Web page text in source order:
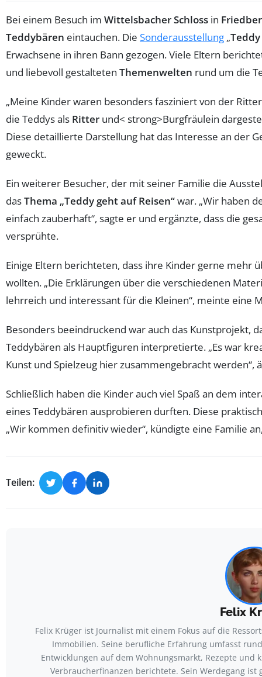
Bei einem Besuch im Wittelsbacher Schloss in
Teddybären eintauchen. Die Sonderausstellung „
Erwachsene in ihren Bann gezogen. Viele Eltern
und liebevoll gestalteten Themenwelten rund um die
„Meine Kinder waren besonders fasziniert von der
die Teddys als Ritter und< strong>Burgfräulein
Diese detaillierte Darstellung hat das Interesse an der
geweckt.
Ein weiterer Besucher, der mit seiner Familie die
dasThema „Teddy geht auf Reisen“war. „Wir haben
einfach zauberhaft“, sagte er und ergänzte, dass die
versprühte.
Einige Eltern berichteten, dass ihre Kinder gerne mehr
wollten. „Die Erklärungen über die verschiedenen
lehrreich und interessant für die Kleinen“, meinte eine
Besonders beeindruckend war auch das Kunstprojekt,
Teddybären als Hauptfiguren interpretierte. „Es war
Kunst und Spielzeug hier zusammengebracht
Schließlich haben die Kinder auch viel Spaß an dem
eines Teddybären ausprobieren durften. Diese
„Wir kommen definitiv wieder“, kündigte eine Familie
Teilen:
Felix
Felix Krüger ist Journalist mit einem Fokus auf die
Immobilien. Seine berufliche Erfahrung umfasst
Entwicklungen auf dem Wohnungsmarkt, Rezepte
Verbraucherfinanzen berichtete. Sein Werdegang